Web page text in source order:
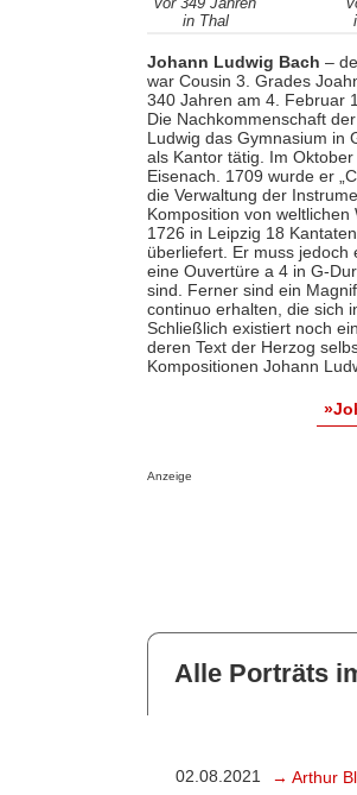
in Thal
Johann Ludwig Bach –
war Cousin 3. Grades
340 Jahren am 4. Februar
Die Nachkommenschaft
Ludwig das Gymnasium in
als Kantor tätig. Im
Eisenach. 1709 wurde er
die Verwaltung der
Komposition von
1726 in Leipzig 18
überliefert. Er muss
eine Ouvertüre a 4 in G-
sind. Ferner sind ein
continuo erhalten, die sich
Schließlich existiert noch
deren Text der Herzog
Kompositionen Johann
Anzeige
Alle Porträts
02.08.2021
→ Arthur